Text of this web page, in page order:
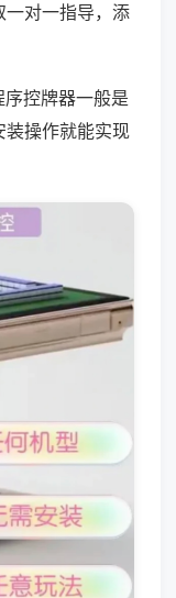
一对一指导，添
控牌器一般是
装操作就能实现